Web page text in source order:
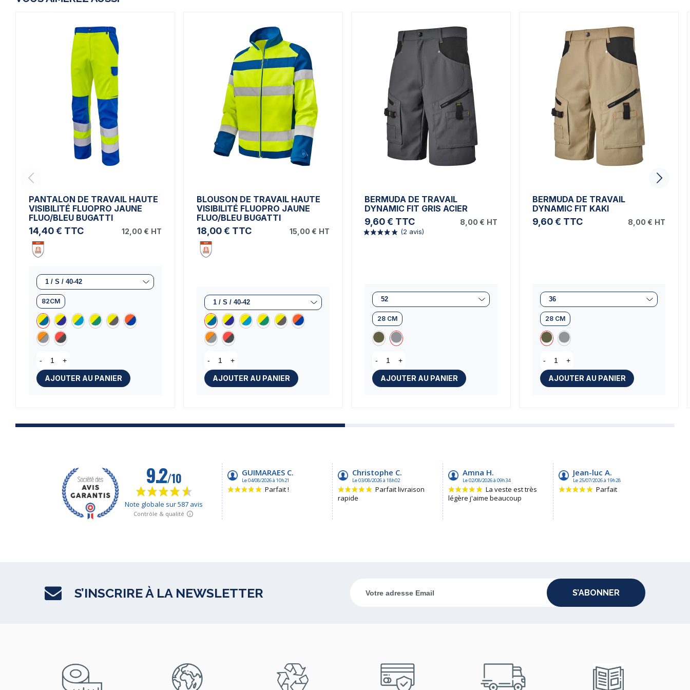
PANTALON DE TRAVAIL HAUTE
VISIBILITÉ FLUOPRO JAUNE
FLUO/BLEU BUGATTI
14,40 € TTC 12,00 € HT
82CM
- +
AJOUTER AU PANIER
BLOUSON DE TRAVAIL HAUTE
VISIBILITÉ FLUOPRO JAUNE
FLUO/BLEU BUGATTI
18,00 € TTC 15,00 € HT
- +
AJOUTER AU PANIER
BERMUDA DE TRAVAIL
DYNAMIC FIT GRIS ACIER
9,60 € TTC 8,00 € HT
28 CM
- +
AJOUTER AU PANIER
BERMUDA DE TRAVAIL
DYNAMIC FIT KAKI
9,60 € TTC 8,00 € HT
28 CM
- +
AJOUTER AU PANIER
S’INSCRIRE À LA NEWSLETTER S’ABONNER